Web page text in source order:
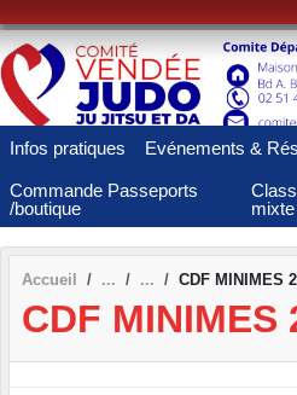
Infos pratiques Evénements &
Commande Passeports
/boutique
Accueil CDF MINIMES
CDF MINIMES